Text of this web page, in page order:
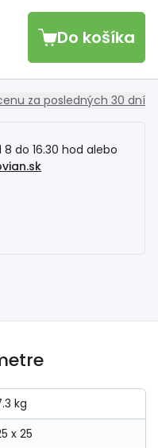
Do košíka
za posledných 30 dní
do 16.30 hod alebo
kg
x 25